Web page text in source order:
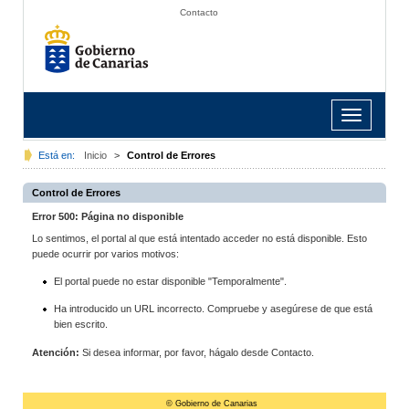
Contacto
Toggle
navigation
Está en: Inicio > Control de Errores
Control de Errores
Error 500: Página no disponible
Lo sentimos, el portal al que está intentado acceder no está disponible. Esto
puede ocurrir por varios motivos:
El portal puede no estar disponible "Temporalmente".
Ha introducido un URL incorrecto. Compruebe y asegúrese de que está
bien escrito.
Atención: Si desea informar, por favor, hágalo desde Contacto.
© Gobierno de Canarias